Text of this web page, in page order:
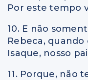
Por este tempo
10. E não
Rebeca,
Isaque, nosso
11. Porque, não